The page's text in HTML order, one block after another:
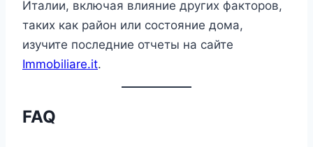
Италии, включая влияние других факторов,
таких как район или состояние дома,
изучите последние отчеты на сайте
Immobiliare.it.
FAQ